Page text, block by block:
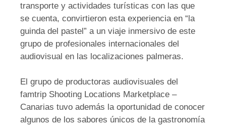
transporte y actividades turísticas con las que
se cuenta, convirtieron esta experiencia en “la
guinda del pastel” a un viaje inmersivo de este
grupo de profesionales internacionales del
audiovisual en las localizaciones palmeras.
El grupo de productoras audiovisuales del
famtrip Shooting Locations Marketplace –
Canarias tuvo además la oportunidad de conocer
algunos de los sabores únicos de la gastronomía